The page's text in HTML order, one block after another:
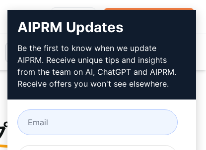
トを
AIPRM Updates
Be the first to know when we update
AIPRM. Receive unique tips and insights
from the team on AI, ChatGPT and AIPRM.
Receive offers you won't see elsewhere.